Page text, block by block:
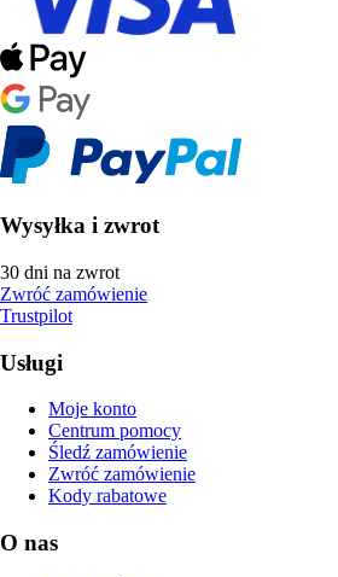
Wysyłka i zwrot
30 dni na zwrot
Zwróć zamówienie
Trustpilot
Usługi
Moje konto
Centrum pomocy
Śledź zamówienie
Zwróć zamówienie
Kody rabatowe
O nas